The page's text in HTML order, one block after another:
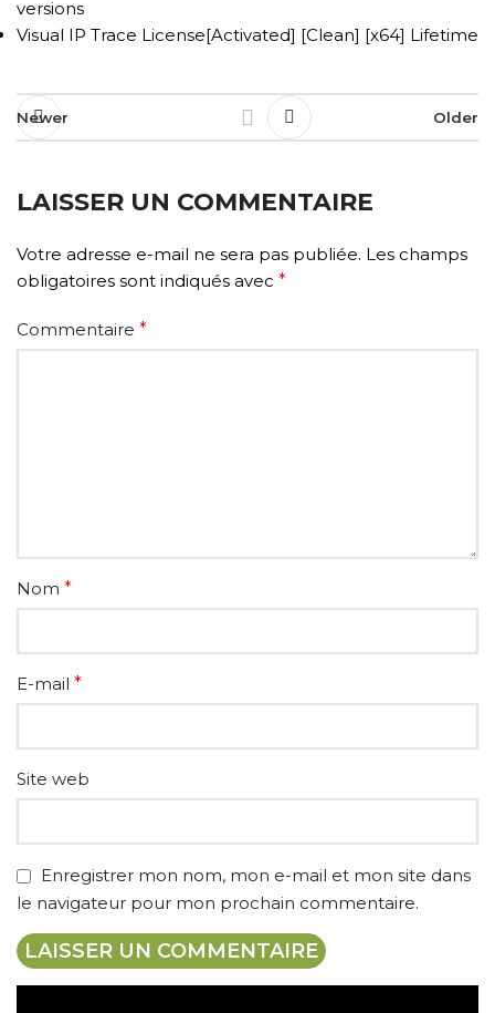
versions
Visual IP Trace License[Activated] [Clean] [x64] Lifetime
Newer Older
LAISSER UN COMMENTAIRE
Votre adresse e-mail ne sera pas publiée. Les champs
obligatoires sont indiqués avec *
Commentaire *
Nom *
E-mail *
Site web
Enregistrer mon nom, mon e-mail et mon site dans
le navigateur pour mon prochain commentaire.